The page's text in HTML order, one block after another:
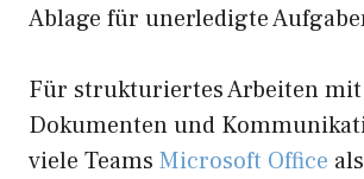
Ablage für unerledigte
Für strukturiertes Arbeiten mit
Dokumenten und
viele Teams Microsoft Office als